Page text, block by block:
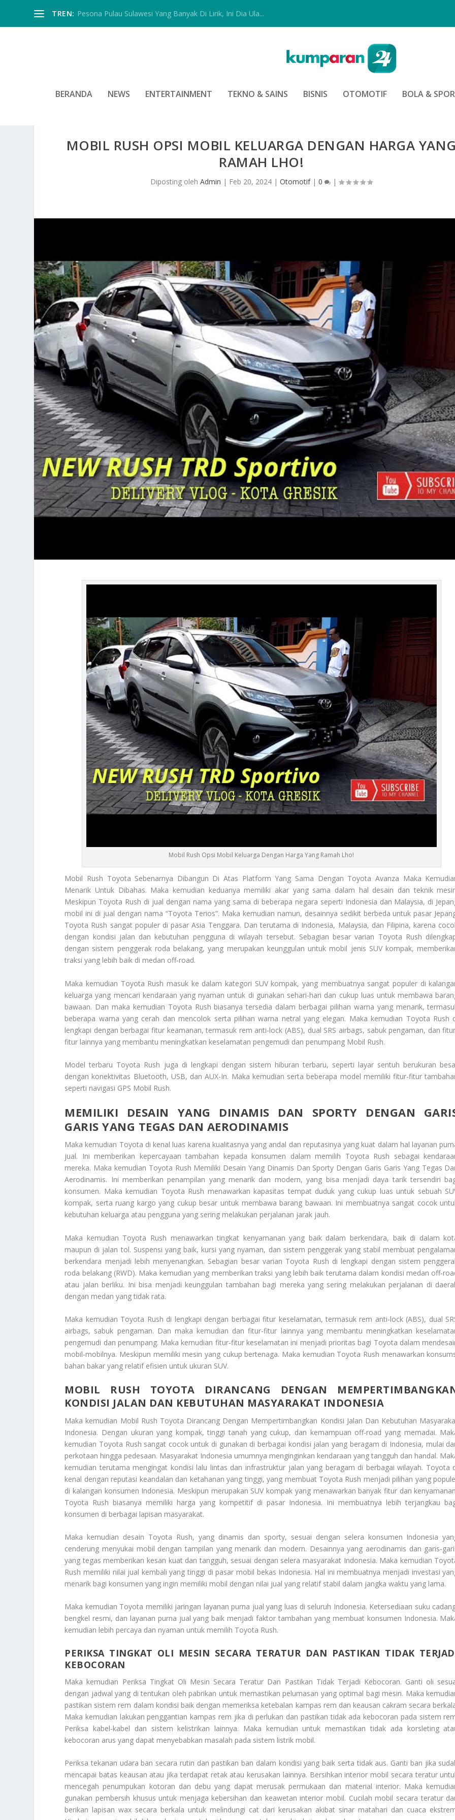
TREN: Pesona Pulau Sulawesi Yang Banyak Di Lirik, Ini Dia Ula...
BERANDA NEWS ENTERTAINMENT TEKNO & SAINS BISNIS OTOMOTIF BOLA &
MOBIL RUSH OPSI MOBIL KELUARGA DENGAN HARGA YANG
RAMAH LHO!
Diposting olehAdmin | Feb 20, 2024 |Otomotif|0 |
Mobil Rush Opsi Mobil Keluarga Dengan Harga Yang Ramah Lho!
Mobil Rush Toyota Sebenarnya Dibangun Di Atas Platform Yang Sama Dengan Toyota Avanza Maka
Menarik Untuk Dibahas. Maka kemudian keduanya memiliki akar yang sama dalam hal desain dan teknik
Meskipun Toyota Rush di jual dengan nama yang sama di beberapa negara seperti Indonesia dan Malaysia, di
mobil ini di jual dengan nama “Toyota Terios”. Maka kemudian namun, desainnya sedikit berbeda untuk pasar
Toyota Rush sangat populer di pasar Asia Tenggara. Dan terutama di Indonesia, Malaysia, dan Filipina, karena
dengan kondisi jalan dan kebutuhan pengguna di wilayah tersebut. Sebagian besar varian Toyota Rush
dengan sistem penggerak roda belakang, yang merupakan keunggulan untuk mobil jenis SUV kompak,
traksi yang lebih baik di medan off-road.
Maka kemudian Toyota Rush masuk ke dalam kategori SUV kompak, yang membuatnya sangat populer di
keluarga yang mencari kendaraan yang nyaman untuk di gunakan sehari-hari dan cukup luas untuk membawa
bawaan. Dan maka kemudian Toyota Rush biasanya tersedia dalam berbagai pilihan warna yang menarik,
beberapa warna yang cerah dan mencolok serta pilihan warna netral yang elegan. Maka kemudian Toyota Rush
lengkapi dengan berbagai fitur keamanan, termasuk rem anti-lock (ABS), dual SRS airbags, sabuk pengaman, dan
fitur lainnya yang membantu meningkatkan keselamatan pengemudi dan penumpang Mobil Rush.
Model terbaru Toyota Rush juga di lengkapi dengan sistem hiburan terbaru, seperti layar sentuh berukuran
dengan konektivitas Bluetooth, USB, dan AUX-In. Maka kemudian serta beberapa model memiliki fitur-fitur
seperti navigasi GPS Mobil Rush.
MEMILIKI DESAIN YANG DINAMIS DAN SPORTY DENGAN
GARIS YANG TEGAS DAN AERODINAMIS
Maka kemudian Toyota di kenal luas karena kualitasnya yang andal dan reputasinya yang kuat dalam hal layanan
jual. Ini memberikan kepercayaan tambahan kepada konsumen dalam memilih Toyota Rush sebagai
mereka. Maka kemudian Toyota Rush Memiliki Desain Yang Dinamis Dan Sporty Dengan Garis Garis Yang Tegas
Aerodinamis. Ini memberikan penampilan yang menarik dan modern, yang bisa menjadi daya tarik tersendiri
konsumen. Maka kemudian Toyota Rush menawarkan kapasitas tempat duduk yang cukup luas untuk sebuah
kompak, serta ruang kargo yang cukup besar untuk membawa barang bawaan. Ini membuatnya sangat cocok
kebutuhan keluarga atau pengguna yang sering melakukan perjalanan jarak jauh.
Maka kemudian Toyota Rush menawarkan tingkat kenyamanan yang baik dalam berkendara, baik di dalam
maupun di jalan tol. Suspensi yang baik, kursi yang nyaman, dan sistem penggerak yang stabil membuat
berkendara menjadi lebih menyenangkan. Sebagian besar varian Toyota Rush di lengkapi dengan sistem
roda belakang (RWD). Maka kemudian yang memberikan traksi yang lebih baik terutama dalam kondisi medan off-
atau jalan berliku. Ini bisa menjadi keunggulan tambahan bagi mereka yang sering melakukan perjalanan di
dengan medan yang tidak rata.
Maka kemudian Toyota Rush di lengkapi dengan berbagai fitur keselamatan, termasuk rem anti-lock (ABS), dual
airbags, sabuk pengaman. Dan maka kemudian dan fitur-fitur lainnya yang membantu meningkatkan
pengemudi dan penumpang. Maka kemudian fitur-fitur keselamatan ini menjadi prioritas bagi Toyota dalam
mobil-mobilnya. Meskipun memiliki mesin yang cukup bertenaga. Maka kemudian Toyota Rush menawarkan
bahan bakar yang relatif efisien untuk ukuran SUV.
MOBIL RUSH TOYOTA DIRANCANG DENGAN
KONDISI JALAN DAN KEBUTUHAN MASYARAKAT INDONESIA
Maka kemudian Mobil Rush Toyota Dirancang Dengan Mempertimbangkan Kondisi Jalan Dan Kebutuhan
Indonesia. Dengan ukuran yang kompak, tinggi tanah yang cukup, dan kemampuan off-road yang memadai.
kemudian Toyota Rush sangat cocok untuk di gunakan di berbagai kondisi jalan yang beragam di Indonesia, mulai
perkotaan hingga pedesaan. Masyarakat Indonesia umumnya menginginkan kendaraan yang tangguh dan handal.
kemudian terutama mengingat kondisi lalu lintas dan infrastruktur jalan yang beragam di berbagai wilayah. Toyota
kenal dengan reputasi keandalan dan ketahanan yang tinggi, yang membuat Toyota Rush menjadi pilihan yang
di kalangan konsumen Indonesia. Meskipun merupakan SUV kompak yang menawarkan banyak fitur dan
Toyota Rush biasanya memiliki harga yang kompetitif di pasar Indonesia. Ini membuatnya lebih terjangkau
konsumen di berbagai lapisan masyarakat.
Maka kemudian desain Toyota Rush, yang dinamis dan sporty, sesuai dengan selera konsumen Indonesia
cenderung menyukai mobil dengan tampilan yang menarik dan modern. Desainnya yang aerodinamis dan garis-
yang tegas memberikan kesan kuat dan tangguh, sesuai dengan selera masyarakat Indonesia. Maka kemudian
Rush memiliki nilai jual kembali yang tinggi di pasar mobil bekas Indonesia. Hal ini membuatnya menjadi investasi
menarik bagi konsumen yang ingin memiliki mobil dengan nilai jual yang relatif stabil dalam jangka waktu yang lama.
Maka kemudian Toyota memiliki jaringan layanan purna jual yang luas di seluruh Indonesia. Ketersediaan suku
bengkel resmi, dan layanan purna jual yang baik menjadi faktor tambahan yang membuat konsumen Indonesia.
kemudian lebih percaya dan nyaman untuk memilih Toyota Rush.
PERIKSA TINGKAT OLI MESIN SECARA TERATUR DAN PASTIKAN TIDAK
KEBOCORAN
Maka kemudian Periksa Tingkat Oli Mesin Secara Teratur Dan Pastikan Tidak Terjadi Kebocoran. Ganti oli
dengan jadwal yang di tentukan oleh pabrikan untuk memastikan pelumasan yang optimal bagi mesin. Maka
pastikan sistem rem dalam kondisi baik dengan memeriksa ketebalan kampas rem dan keausan cakram secara
Maka kemudian lakukan penggantian kampas rem jika di perlukan dan pastikan tidak ada kebocoran pada sistem
Periksa kabel-kabel dan sistem kelistrikan lainnya. Maka kemudian untuk memastikan tidak ada korsleting
kebocoran arus yang dapat menyebabkan masalah pada sistem listrik mobil.
Periksa tekanan udara ban secara rutin dan pastikan ban dalam kondisi yang baik serta tidak aus. Ganti ban jika
mencapai batas keausan atau jika terdapat retak atau kerusakan lainnya. Bersihkan interior mobil secara teratur
mencegah penumpukan kotoran dan debu yang dapat merusak permukaan dan material interior. Maka
gunakan pembersih khusus untuk menjaga kebersihan dan keawetan interior mobil. Cucilah mobil secara teratur
berikan lapisan wax secara berkala untuk melindungi cat dari kerusakan akibat sinar matahari dan cuaca